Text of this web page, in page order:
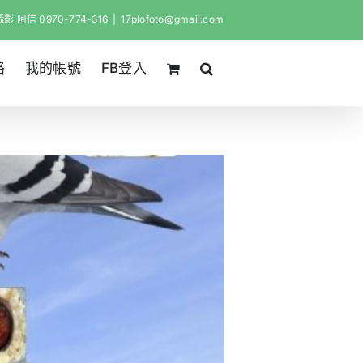
影 阿信 0970-774-316 17plofoto@gmail.com
我的帳號 FB登入